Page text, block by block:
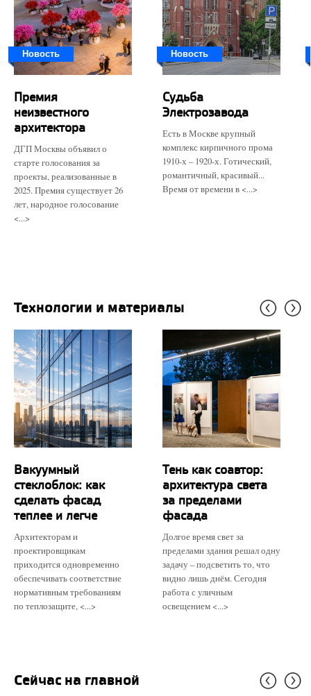
Новость
Премия
неизвестного
архитектора
ДГП Москвы объявил о
старте голосования за
проекты, реализованные в
2025. Премия существует 26
лет, народное голосование
<...>
Новость
Судьба
Электрозавода
Есть в Москве крупный
комплекс кирпичного прома
1910-х – 1920-х. Готический,
романтичный, красивый...
Время от времени в <...>
Технологии и материалы
Вакуумный
стеклоблок: как
сделать фасад
теплее и легче
Архитекторам и
проектировщикам
приходится одновременно
обеспечивать соответствие
нормативным требованиям
по теплозащите, <...>
Тень как соавтор:
архитектура света
за пределами
фасада
Долгое время свет за
пределами здания решал одну
задачу – подсветить то, что
видно лишь днём. Сегодня
работа с уличным
освещением <...>
Сейчас на главной